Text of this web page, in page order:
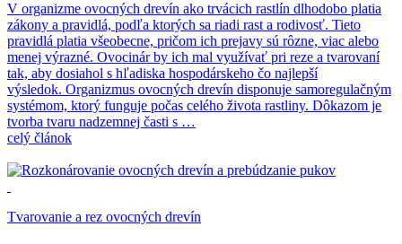
V organizme ovocných drevín ako trvácich rastlín dlhodobo platia
zákony a pravidlá, podľa ktorých sa riadi rast a rodivosť. Tieto
pravidlá platia všeobecne, pričom ich prejavy sú rôzne, viac alebo
menej výrazné. Ovocinár by ich mal využívať pri reze a tvarovaní
tak, aby dosiahol s hľadiska hospodárskeho čo najlepší
výsledok. Organizmus ovocných drevín disponuje samoregulačným
systémom, ktorý funguje počas celého života rastliny. Dôkazom je
tvorba tvaru nadzemnej časti s …
celý článok
Tvarovanie a rez ovocných drevín